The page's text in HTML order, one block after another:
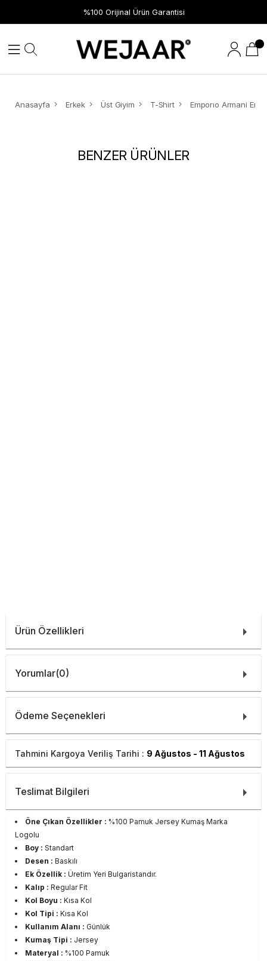
%100 Orijinal Ürün Garantisi
Anasayfa Erkek Üst Giyim T-Shirt
BENZER ÜRÜNLER
Ürün Özellikleri
Yorumlar(0)
Ödeme Seçenekleri
Tahmini Kargoya Veriliş Tarihi : 9 Ağustos - 11 Ağustos
Teslimat Bilgileri
Öne Çıkan Özellikler : %100 Pamuk Jersey Kumaş Marka
Logolu
Boy : Standart
Desen : Baskılı
Ek Özellik : Üretim Yeri Bulgaristandır.
Kalıp : Regular Fit
Kol Boyu : Kısa Kol
Kol Tipi : Kısa Kol
Kullanım Alanı : Günlük
Kumaş Tipi : Jersey
Materyal : %100 Pamuk